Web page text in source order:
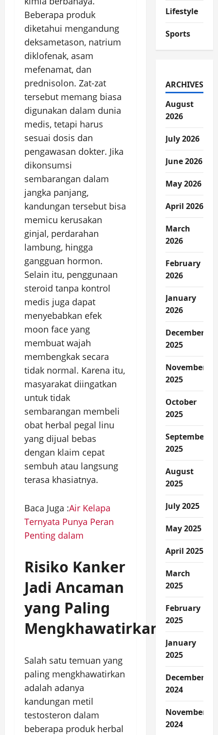
Beberapa produk
diketahui mengandung
deksametason, natrium
diklofenak, asam
mefenamat, dan
prednisolon. Zat-zat
tersebut memang biasa
digunakan dalam dunia
medis, tetapi harus
sesuai dosis dan
pengawasan dokter. Jika
dikonsumsi
sembarangan dalam
jangka panjang,
kandungan tersebut bisa
memicu kerusakan
ginjal, perdarahan
lambung, hingga
gangguan hormon.
Selain itu, penggunaan
steroid tanpa kontrol
medis juga dapat
menyebabkan efek
moon face yang
membuat wajah
membengkak secara
tidak normal. Karena itu,
masyarakat diingatkan
untuk tidak
sembarangan membeli
obat herbal pegal linu
yang dijual bebas
dengan klaim cepat
sembuh atau langsung
terasa khasiatnya.
Baca Juga :Air Kelapa
Ternyata Punya Peran
Penting dalam
Risiko Kanker
Jadi Ancaman
yang Paling
Mengkhawatirkan
Salah satu temuan yang
paling mengkhawatirkan
adalah adanya
kandungan metil
testosteron dalam
beberapa produk herbal
Lifestyle
Sports
ARCHIVES
August
2026
July 2026
June 2026
May 2026
April 2026
March
2026
February
2026
January
2026
December
2025
November
2025
October
2025
September
2025
August
2025
July 2025
May 2025
April 2025
March
2025
February
2025
January
2025
December
2024
November
2024